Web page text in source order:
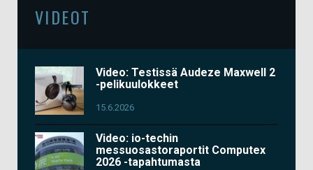
VIDEOT
Video: Testissä Audeze Maxwell 2
-pelikuulokkeet
15.6.2026
Video: io-techin
messuosastoraportit Computex
2026 -tapahtumasta